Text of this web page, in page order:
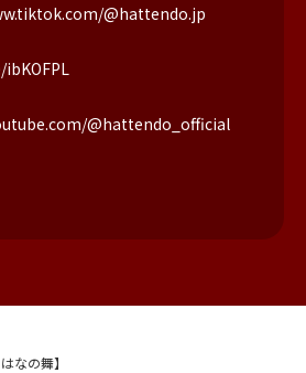
@hattendo.jp
@hattendo_official
なの舞】